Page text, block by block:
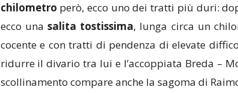
chilometro però, ecco uno dei tratti più duri:
ecco una salita tostissima, lunga circa un
cocente e con tratti di pendenza di elevate
ridurre il divario tra lui e l’accoppiata Breda –
scollinamento compare anche la sagoma di